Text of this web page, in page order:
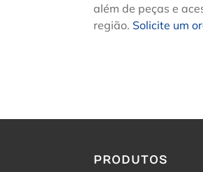
além de peças e
região. Solicite um
PRODUTOS